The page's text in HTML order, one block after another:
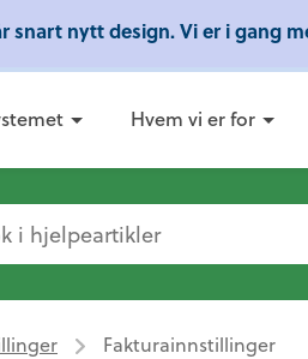
Gratis webinarer fra
Hvem vi er for
Fakturainnstillinger
snart nytt design. Vi er i gang